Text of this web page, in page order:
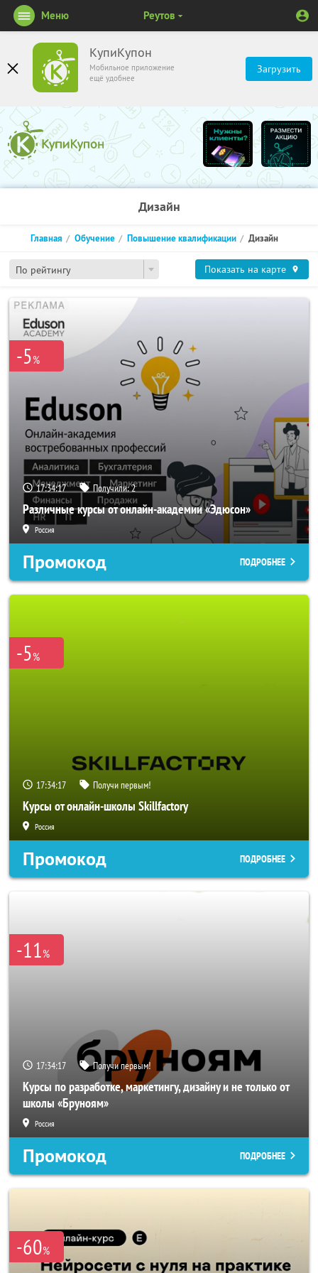
КупиКупон
Мобильное приложение
ещё удобнее
Загрузить
Меню Реутов
Дизайн
По рейтингу
Главная Обучение Повышение квалификации Дизайн
Показать на карте
-5%
17:34:16 Получили:2
Различные курсы от онлайн-академии «Эдюсон»
Россия
Промокод ПОДРОБНЕЕ
-5%
17:34:16 Получи первым!
Курсы от онлайн-школы Skillfactory
Россия
Промокод ПОДРОБНЕЕ
-11%
17:34:16 Получи первым!
Курсы по разработке, маркетингу, дизайну и не только от
школы «Бруноям»
Россия
Промокод ПОДРОБНЕЕ
-60%